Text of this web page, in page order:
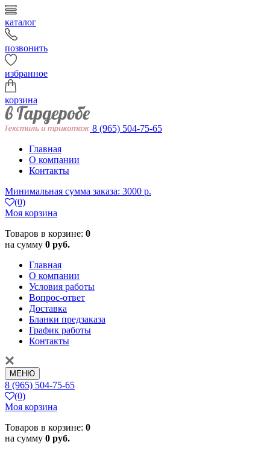
каталог
позвонить
избранное
корзина
8 (965) 504-75-65
Главная
О компании
Контакты
Минимальная сумма заказа: 3000 р.
(0)
Моя корзина
Товаров в корзине: 0
на сумму 0 руб.
Главная
О компании
Условия работы
Вопрос-ответ
Доставка
Бланки предзаказа
График работы
Контакты
МЕНЮ
8 (965) 504-75-65
(0)
Моя корзина
Товаров в корзине: 0
на сумму 0 руб.